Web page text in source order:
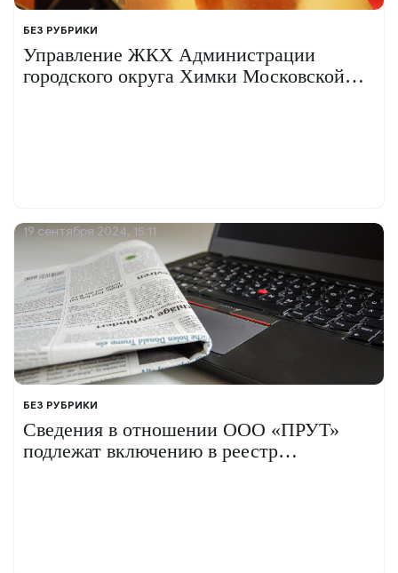
БЕЗ РУБРИКИ
Управление ЖКХ Администрации
городского округа Химки Московской
БЕЗ РУБРИКИ
Сведения в отношении ООО «ПРУТ»
подлежат включению в реестр
19 сентября 2024, 15:11